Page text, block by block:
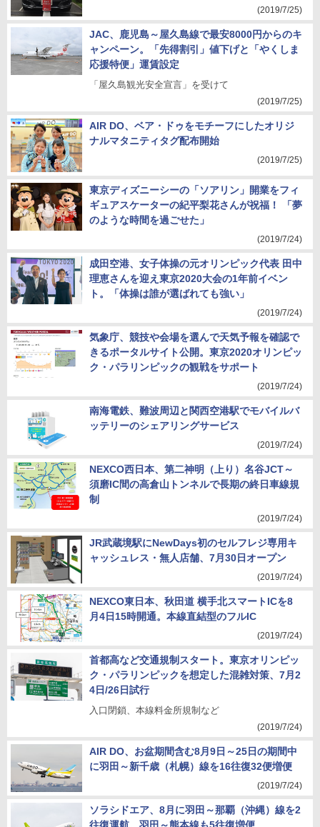
(2019/7/25)
JAC、鹿児島～屋久島線で最安8000円からのキ
ャンペーン。「先得割引」値下げと「やくしま
応援特便」運賃設定
「屋久島観光安全宣言」を受けて
(2019/7/25)
AIR DO、ベア・ドゥをモチーフにしたオリジ
ナルマタニティタグ配布開始
(2019/7/25)
東京ディズニーシーの「ソアリン」開業をフィ
ギュアスケーターの紀平梨花さんが祝福！ 「夢
のような時間を過ごせた」
(2019/7/24)
成田空港、女子体操の元オリンピック代表 田中
理恵さんを迎え東京2020大会の1年前イベン
ト。「体操は誰が選ばれても強い」
(2019/7/24)
気象庁、競技や会場を選んで天気予報を確認で
きるポータルサイト公開。東京2020オリンピッ
ク・パラリンピックの観戦をサポート
(2019/7/24)
南海電鉄、難波周辺と関西空港駅でモバイルバ
ッテリーのシェアリングサービス
(2019/7/24)
NEXCO西日本、第二神明（上り）名谷JCT～
須磨IC間の高倉山トンネルで長期の終日車線規
制
(2019/7/24)
JR武蔵境駅にNewDays初のセルフレジ専用キ
ャッシュレス・無人店舗、7月30日オープン
(2019/7/24)
NEXCO東日本、秋田道 横手北スマートICを8
月4日15時開通。本線直結型のフルIC
(2019/7/24)
首都高など交通規制スタート。東京オリンピッ
ク・パラリンピックを想定した混雑対策、7月2
4日/26日試行
入口閉鎖、本線料金所規制など
(2019/7/24)
AIR DO、お盆期間含む8月9日～25日の期間中
に羽田～新千歳（札幌）線を16往復32便増便
(2019/7/24)
ソラシドエア、8月に羽田～那覇（沖縄）線を2